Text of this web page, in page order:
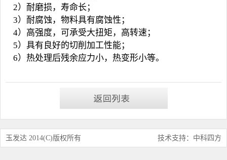
2）耐磨损，寿命长；
3）耐腐蚀，物料具有腐蚀性；
4）高强度，可承受大扭矩，高转速；
5）具有良好的切削加工性能；
6）热处理后残余应力小，热变形小等。
玉发达 2014(C)版权所有 技术支持：中科四方